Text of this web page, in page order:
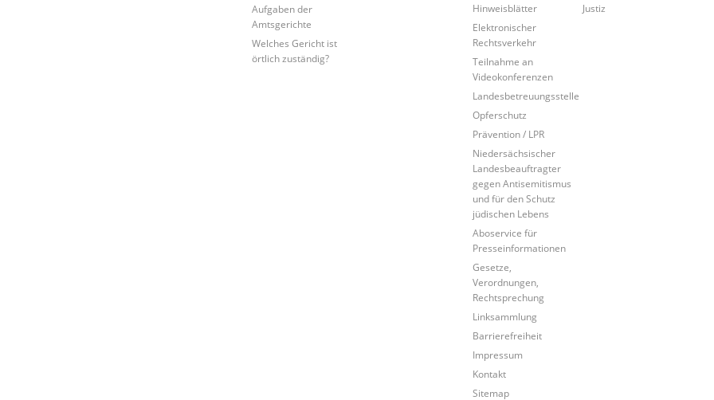
Aufgaben der
Amtsgerichte
Welches Gericht ist
örtlich zuständig?
Hinweisblätter
Elektronischer
Rechtsverkehr
Teilnahme an
Videokonferenzen
Landesbetreuungsstelle
Opferschutz
Prävention / LPR
Niedersächsischer
Landesbeauftragter
gegen Antisemitismus
und für den Schutz
jüdischen Lebens
Aboservice für
Presseinformationen
Gesetze,
Verordnungen,
Rechtsprechung
Linksammlung
Barrierefreiheit
Impressum
Kontakt
Sitemap
Justiz